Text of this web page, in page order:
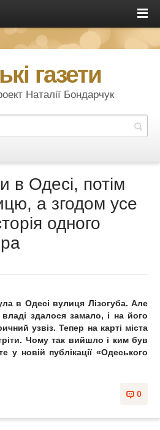
газети
Наталії Бондарчук
в Одесі, потім
а згодом усе
одного
в Одесі вулиця Лізогуба. Але
владі здалося замало, і на його
узвіз. Тепер на карті міста
Чому так вийшло і ким був
у новій публікації «Одеського
0